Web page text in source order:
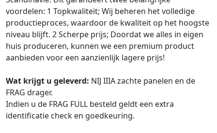
voordelen: 1 Topkwaliteit; Wij beheren het volledige
productieproces, waardoor de kwaliteit op het hoogste
niveau blijft. 2 Scherpe prijs; Doordat we alles in eigen
huis produceren, kunnen we een premium product
aanbieden voor een aanzienlijk lagere prijs!
Wat krijgt u geleverd: NIJ IIIA zachte panelen en de
FRAG drager.
Indien u de FRAG FULL besteld geldt een extra
identificatie check en goedkeuring.